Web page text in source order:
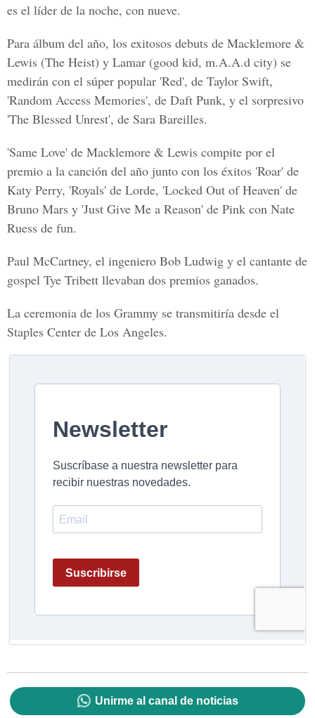
es el líder de la noche, con nueve.
Para álbum del año, los exitosos debuts de Macklemore &
Lewis (The Heist) y Lamar (good kid, m.A.A.d city) se
medirán con el súper popular 'Red', de Taylor Swift,
'Random Access Memories', de Daft Punk, y el sorpresivo
'The Blessed Unrest', de Sara Bareilles.
'Same Love' de Macklemore & Lewis compite por el
premio a la canción del año junto con los éxitos 'Roar' de
Katy Perry, 'Royals' de Lorde, 'Locked Out of Heaven' de
Bruno Mars y 'Just Give Me a Reason' de Pink con Nate
Ruess de fun.
Paul McCartney, el ingeniero Bob Ludwig y el cantante de
gospel Tye Tribett llevaban dos premios ganados.
La ceremonia de los Grammy se transmitiría desde el
Staples Center de Los Angeles.
Unirme al canal de noticias